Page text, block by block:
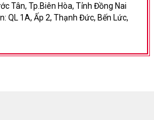
Tân, Tp.Biên Hòa, Tỉnh Đồng Nai
QL 1A, Ấp 2, Thạnh Đức, Bến Lức,